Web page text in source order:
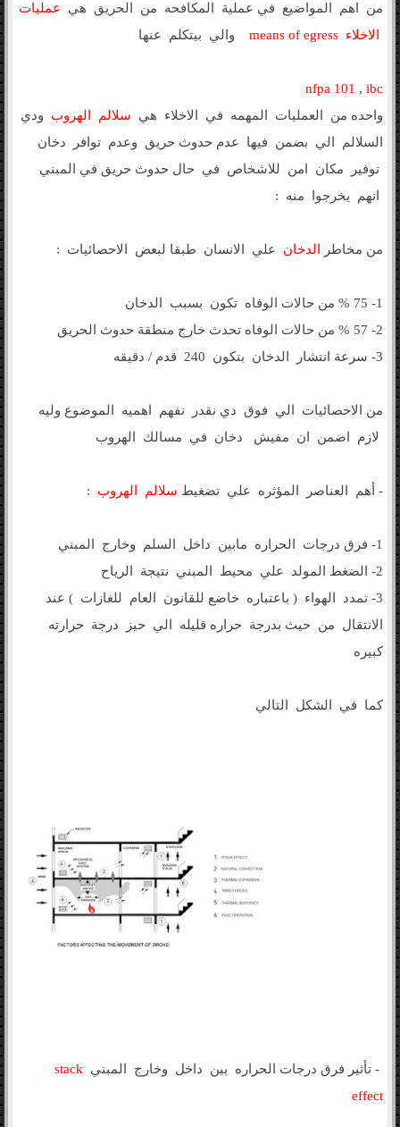
من اهم المواضيع في عملية المكافحه من الحريق هي عمليات
الاخلاء means of egressوالي بيتكلم عنها
nfpa 101 ,ibc
واحده من العمليات المهمه في الاخلاء هي
سلالم الهروب
ودي
السلالم الي بضمن فيها عدم حدوث حريق وعدم توافر دخان
توفير مكان امن للاشخاص في حال حدوث حريق في المبني
انهم يخرجوا منه :
من مخاطر الدخان علي الانسان طبقا لبعض الاحصائيات :
1- 75 % من حالات الوفاه تكون بسبب الدخان
2- 57 % من حالات الوفاه تحدث خارج منطقة حدوث الحريق
3- سرعة انتشار الدخان بتكون 240 قدم / دقيقه
من الاحصائيات الي فوق دي نقدر نفهم اهميه الموضوع وليه
لازم اضمن ان مفيش دخان في مسالك الهروب
- أهم العناصر المؤثره علي تضغيط سلالم الهروب :
1- فرق درجات الحراره مابين داخل السلم وخارج المبني
2- الضغط المولد علي محيط المبني نتيجة الرياح
3- تمدد الهواء ( باعتباره خاضع للقانون العام للغازات ) عند
الانتقال من حيث بدرجة حراره قليله الي حيز درجة حرارته
كبيره
كما في الشكل التالي
- تأثير فرق درجات الحراره بين داخل وخارج المبني
stack
effect